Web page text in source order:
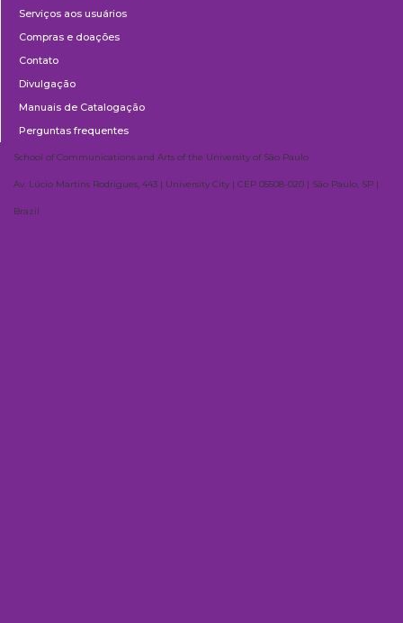
Serviços aos usuários
Compras e doações
Contato
Divulgação
Manuais de Catalogação
Perguntas frequentes
School of Communications and Arts of the University of São Paulo
Av. Lúcio Martins Rodrigues, 443 | University City | CEP 05508-020 | São Paulo, SP |
Brazil